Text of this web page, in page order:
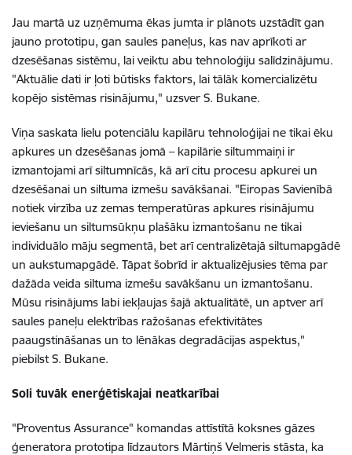
Jau martā uz uzņēmuma ēkas jumta ir plānots uzstādīt gan
jauno prototipu, gan saules paneļus, kas nav aprīkoti ar
dzesēšanas sistēmu, lai veiktu abu tehnoloģiju salīdzinājumu.
"Aktuālie dati ir ļoti būtisks faktors, lai tālāk komercializētu
kopējo sistēmas risinājumu," uzsver S. Bukane.
Viņa saskata lielu potenciālu kapilāru tehnoloģijai ne tikai ēku
apkures un dzesēšanas jomā – kapilārie siltummaiņi ir
izmantojami arī siltumnīcās, kā arī citu procesu apkurei un
dzesēšanai un siltuma izmešu savākšanai. "Eiropas Savienībā
notiek virzība uz zemas temperatūras apkures risinājumu
ieviešanu un siltumsūkņu plašāku izmantošanu ne tikai
individuālo māju segmentā, bet arī centralizētajā siltumapgādē
un aukstumapgādē. Tāpat šobrīd ir aktualizējusies tēma par
dažāda veida siltuma izmešu savākšanu un izmantošanu.
Mūsu risinājums labi iekļaujas šajā aktualitātē, un aptver arī
saules paneļu elektrības ražošanas efektivitātes
paaugstināšanas un to lēnākas degradācijas aspektus,"
piebilst S. Bukane.
Soli tuvāk enerģētiskajai neatkarībai
"Proventus Assurance" komandas attīstītā koksnes gāzes
ģeneratora prototipa līdzautors Mārtiņš Velmeris stāsta, ka